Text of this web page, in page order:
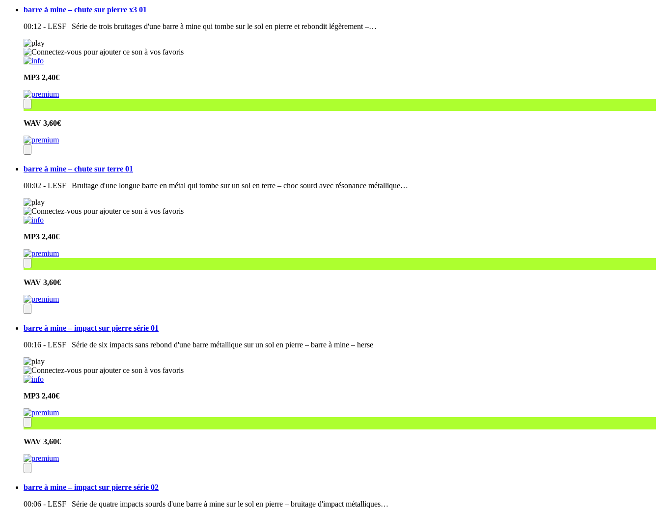
barre à mine – chute sur pierre x3 01
00:12 - LESF | Série de trois bruitages d'une barre à mine qui tombe sur le sol en pierre et rebondit légèrement –…
MP3 2,40€
WAV 3,60€
barre à mine – chute sur terre 01
00:02 - LESF | Bruitage d'une longue barre en métal qui tombe sur un sol en terre – choc sourd avec résonance métallique…
MP3 2,40€
WAV 3,60€
barre à mine – impact sur pierre série 01
00:16 - LESF | Série de six impacts sans rebond d'une barre métallique sur un sol en pierre – barre à mine – herse
MP3 2,40€
WAV 3,60€
barre à mine – impact sur pierre série 02
00:06 - LESF | Série de quatre impacts sourds d'une barre à mine sur le sol en pierre – bruitage d'impact métalliques…